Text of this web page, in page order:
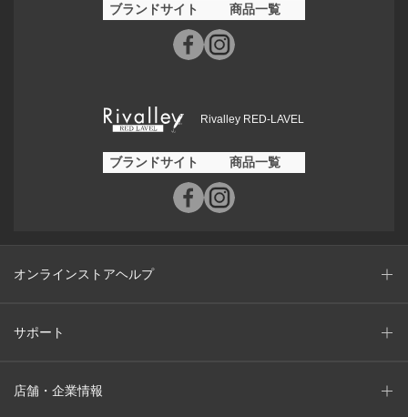
ブランドサイト 商品一覧
Rivalley RED-LAVEL
ブランドサイト 商品一覧
オンラインストアヘルプ
サポート
店舗・企業情報